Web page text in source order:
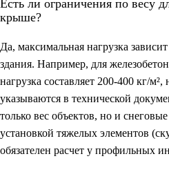
Есть ли ограничения по весу
крыше?
Да, максимальная нагрузка
здания. Например, для
нагрузка составляет 200-400 кг/
указываются в технической
только вес объектов, но и
установкой тяжелых элементов
обязателен расчет у профильных